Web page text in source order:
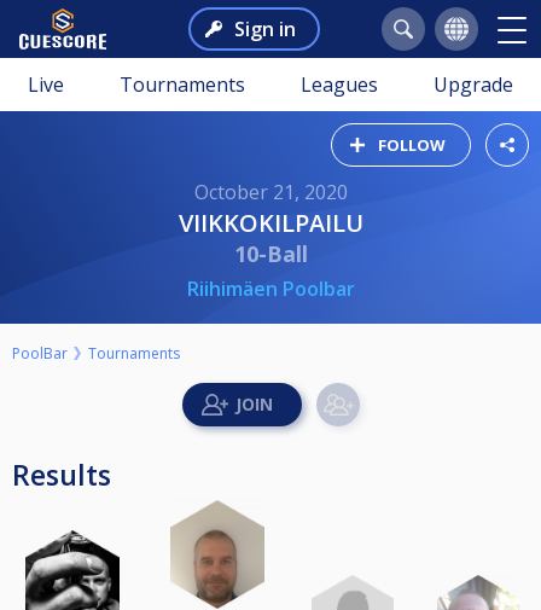
Sign in
Live Tournaments Leagues Upgrade
FOLLOW
October 21, 2020
VIIKKOKILPAILU
10-Ball
Riihimäen Poolbar
PoolBar Tournaments
Results